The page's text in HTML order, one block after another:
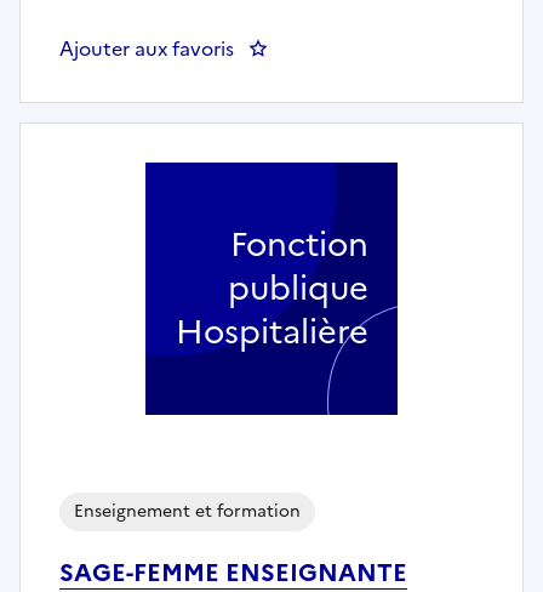
Ajouter aux favoris : Assistant en ingénierie de
SAGE-FEMME ENSEIGNANTE
Enseignement et formation
Fonction
publique
Hospitalière